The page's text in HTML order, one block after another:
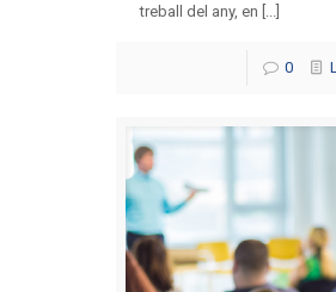
treball del any, en [...]
0